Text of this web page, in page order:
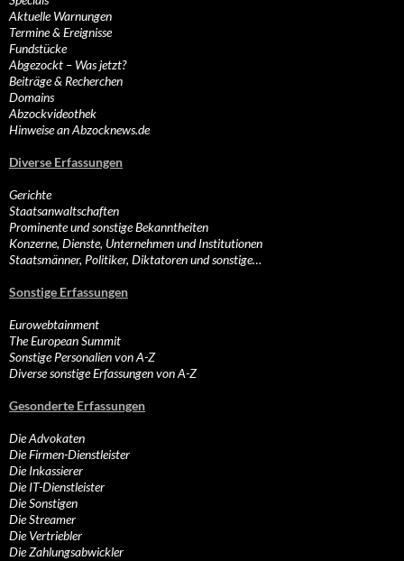
Aktuelle Warnungen
Termine & Ereignisse
Fundstücke
Abgezockt – Was jetzt?
Beiträge & Recherchen
Domains
Abzockvideothek
Hinweise an Abzocknews.de
Diverse Erfassungen
Gerichte
Staatsanwaltschaften
Prominente und sonstige Bekanntheiten
Konzerne, Dienste, Unternehmen und Institutionen
Staatsmänner, Politiker, Diktatoren und sonstige…
Sonstige Erfassungen
Eurowebtainment
The European Summit
Sonstige Personalien von A-Z
Diverse sonstige Erfassungen von A-Z
Gesonderte Erfassungen
Die Advokaten
Die Firmen-Dienstleister
Die Inkassierer
Die IT-Dienstleister
Die Sonstigen
Die Streamer
Die Vertriebler
Die Zahlungsabwickler